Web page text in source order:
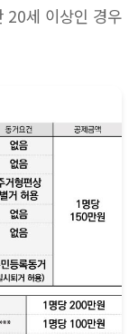
20세 이상인 경우